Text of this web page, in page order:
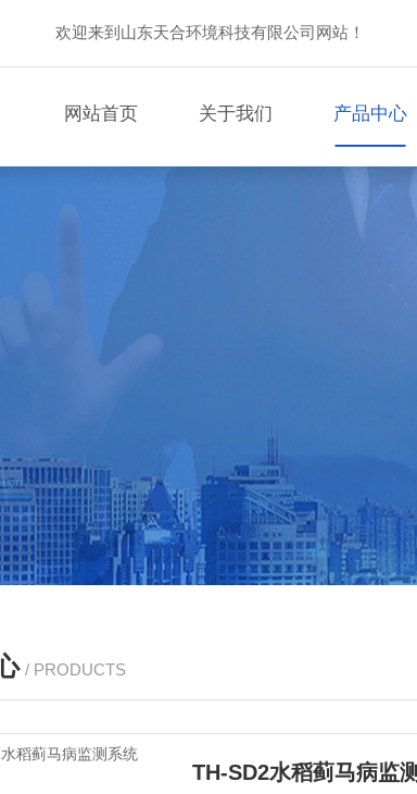
欢迎来到山东天合环境科技有限公司网站！
网站首页 关于我们 产品中心
/ PRODUCTS
TH-SD2水稻蓟马病监